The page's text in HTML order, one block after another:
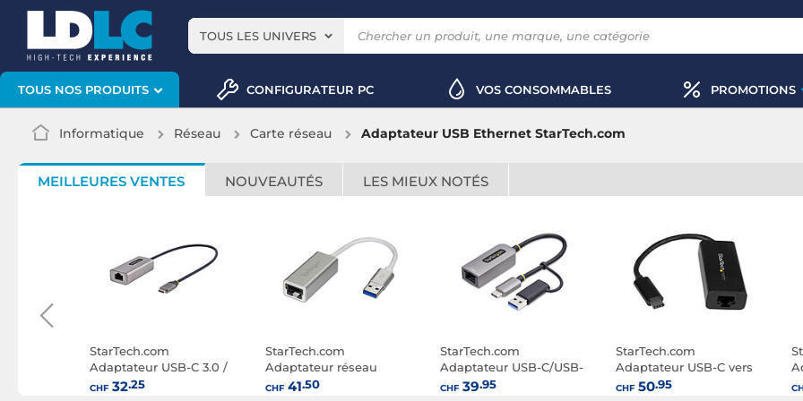
TOUS LES UNIVERS
TOUS NOS PRODUITS CONFIGURATEUR PC VOS CONSOMMABLES PROMOTIONS
Informatique Réseau Carte réseau Adaptateur USB Ethernet StarTech.com
MEILLEURES VENTES NOUVEAUTÉS LES MIEUX NOTÉS
StarTech.com
Adaptateur USB-C 3.0 /
Gigabit Ethernet (M/F) -
CHF32.25
StarTech.com
Adaptateur réseau
Gigabit Ethernet
CHF41.50
StarTech.com
Adaptateur USB-C/USB-
A vers Ethernet
CHF39.95
StarTech.com
Adaptateur USB-C vers
Gigabit Ethernet Noir
CHF50.95